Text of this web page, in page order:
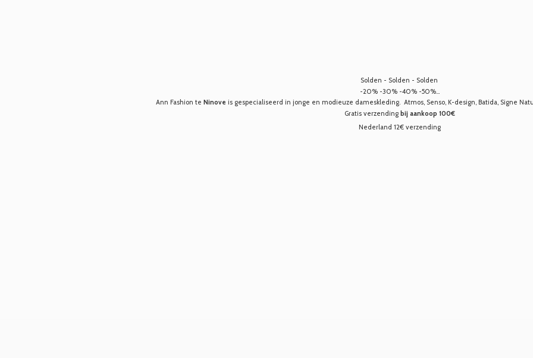
Solden - Solden - Solden
-20% -30% -40% -50%...
Ann Fashion te Ninove is gespecialiseerd in jonge en modieuze dameskleding. Atmos, Senso, K-design, Batida, Signe
Gratis verzending bij aankoop 100€
Nederland 12€ verzending